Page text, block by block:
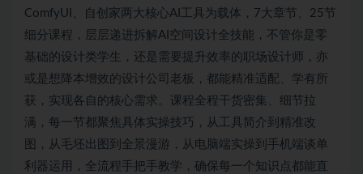
ComfyUI、自创家两大核心AI工具为载体，7大章节、25节
细分课程，层层递进拆解AI空间设计全技能，不管你是零
基础的设计类学生，还是需要提升效率的职场设计师，亦
或是想降本增效的设计公司老板，都能精准适配、学有所
获，实现各自的核心需求。课程全程干货密集、细节拉
满，每一节都聚焦具体实操技巧，从工具简介到精准改
图，从毛坯出图到全景漫游，从电脑端实操到手机端谈单
利器运用，全流程手把手教学，确保每一个知识点都能直